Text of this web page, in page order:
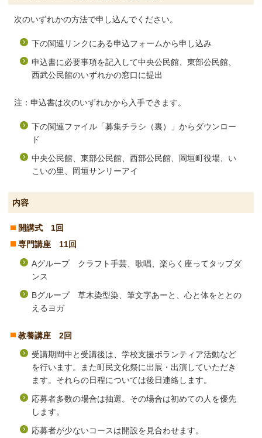
次のいずれかの方法で申し込んでください。
下の関連リンクにある申込フォームから申し込み
申込書に必要事項を記入して中央公民館、東部公民館、
西武公民館のいずれかの窓口に提出
注：申込書は次のいずれかから入手できます。
下の関連ファイル「募集チラシ（裏）」からダウンロー
ド
中央公民館、東部公民館、西部公民館、岡垣町役場、い
こいの里、岡垣サンリーアイ
内容
開講式 1回
専門講座 11回
Aグループ クラフト手芸、歌唱、楽らく座ってタップダ
ンス
Bグループ 草木染型染、筆文字あーと、心と体をととの
えるヨガ
教養講座 2回
受講期間中と受講後は、学校支援ボランティア活動など
を行います。また町民文化祭に出展・出演していただき
ます。それらの日程については後日連絡します。
応募者多数の場合は抽選。その場合は初めての人を優先
します。
応募者が少ないコースは開設を見合わせます。